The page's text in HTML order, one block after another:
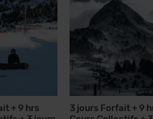
+ 9 hrs
3 jours Forfait + 9